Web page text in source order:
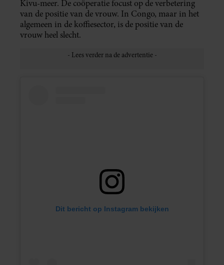
Kivu-meer. De coöperatie focust op de verbetering
van de positie van de vrouw. In Congo, maar in het
algemeen in de koffiesector, is de positie van de
vrouw heel slecht.
Dit bericht op Instagram bekijken